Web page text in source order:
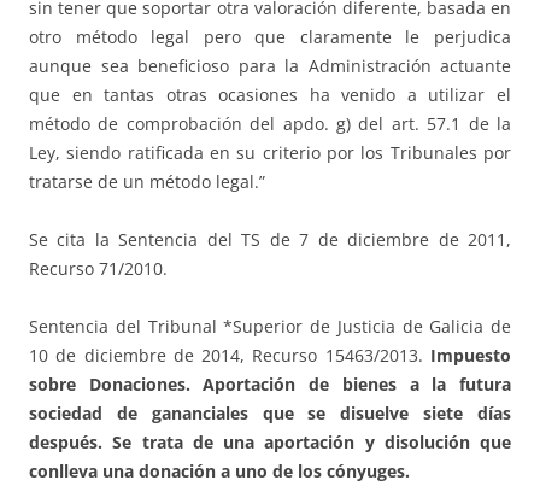
sin tener que soportar otra valoración diferente, basada en
otro método legal pero que claramente le perjudica
aunque sea beneficioso para la Administración actuante
que en tantas otras ocasiones ha venido a utilizar el
método de comprobación del apdo. g) del art. 57.1 de la
Ley, siendo ratificada en su criterio por los Tribunales por
tratarse de un método legal.”
Se cita la Sentencia del TS de 7 de diciembre de 2011,
Recurso 71/2010.
Sentencia del Tribunal *Superior de Justicia de Galicia de
10 de diciembre de 2014, Recurso 15463/2013. Impuesto
sobre Donaciones. Aportación de bienes a la futura
sociedad de gananciales que se disuelve siete días
después. Se trata de una aportación y disolución que
conlleva una donación a uno de los cónyuges.